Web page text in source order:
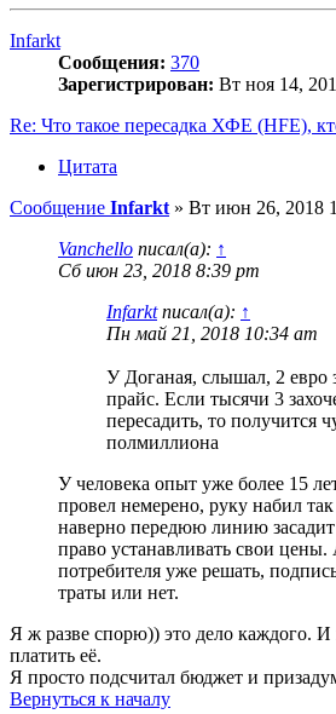
Infarkt
Сообщения: 370
Зарегистрирован: Вт ноя 14,
Re: Что такое пересадка ХФЕ (HFE),
Цитата
Сообщение Infarkt » Вт июн 26, 2018
Vanchello писал(а): ↑
Сб июн 23, 2018 8:39 pm
Infarktписал(а): ↑
Пн май 21, 2018 10:34 am
У Доганая, слышал, 2 евро
прайс. Если тысячи 3
пересадить, то получится
полмиллиона
У человека опыт уже более 15
провел немерено, руку набил
наверно передюю линию
право устанавливать свои цены.
потребителя уже решать,
траты или нет.
Я ж разве спорю)) это дело каждого. И
платить её.
Я просто подсчитал бюджет и
Вернуться к началу